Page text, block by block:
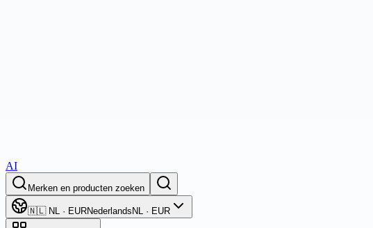
AI
Merken en producten zoeken
🇳🇱 NL · EURNederlands NL · EUR